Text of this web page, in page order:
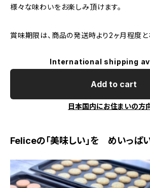
様々な味わいをお楽しみ頂けます。
賞味期限は、商品の発送時より2ヶ月程度と
International shipping
Add to cart
日本国内にお住まいの方
Feliceの「美味しい」を めいっぱ